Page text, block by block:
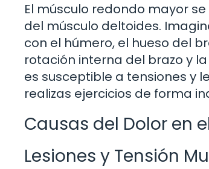
El músculo redondo mayor
del músculo deltoides.
con el húmero, el hueso del
rotación interna del brazo y
es susceptible a tensiones y
realizas ejercicios de forma
Causas del Dolor en
Lesiones y Tensión